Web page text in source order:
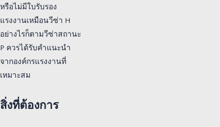
หรือไม่มีใบรับรอง
แรงงานเหมือนวีซ่า H
อย่างไรก็ตามวีซ่าสถานะ
P ควรได้รับคำแนะนำ
จากองค์กรแรงงานที่
เหมาะสม
สิ่งที่ต้องการ